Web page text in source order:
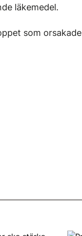
läkemedel.
som orsakade